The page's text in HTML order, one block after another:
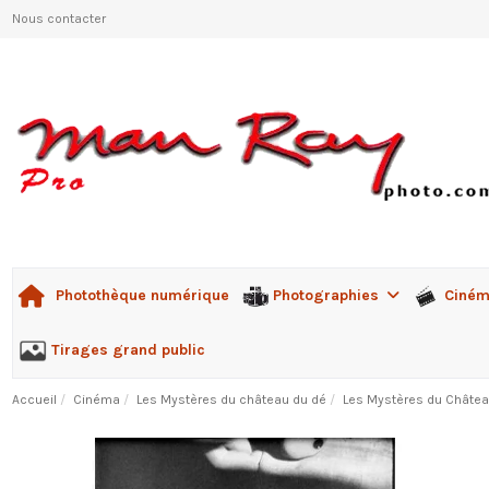
Nous contacter
Photothèque numérique Photographies
Tirages grand public
Accueil Cinéma Les Mystères du château du dé Les Mystères du